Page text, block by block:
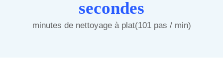
secondes
minutes de nettoyage à plat(101 pas / min)